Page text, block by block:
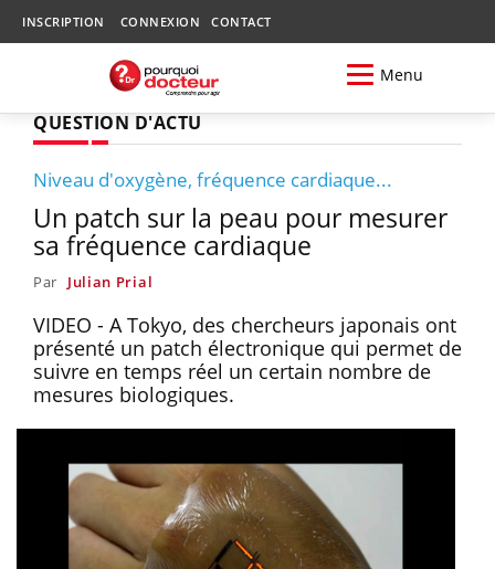
INSCRIPTION CONNEXION CONTACT
Menu
QUESTION D'ACTU
Niveau d'oxygène, fréquence cardiaque...
Un patch sur la peau pour mesurer
sa fréquence cardiaque
Par Julian Prial
VIDEO - A Tokyo, des chercheurs japonais ont
présenté un patch électronique qui permet de
suivre en temps réel un certain nombre de
mesures biologiques.